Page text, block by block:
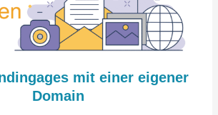
mit einer eigener
Domain